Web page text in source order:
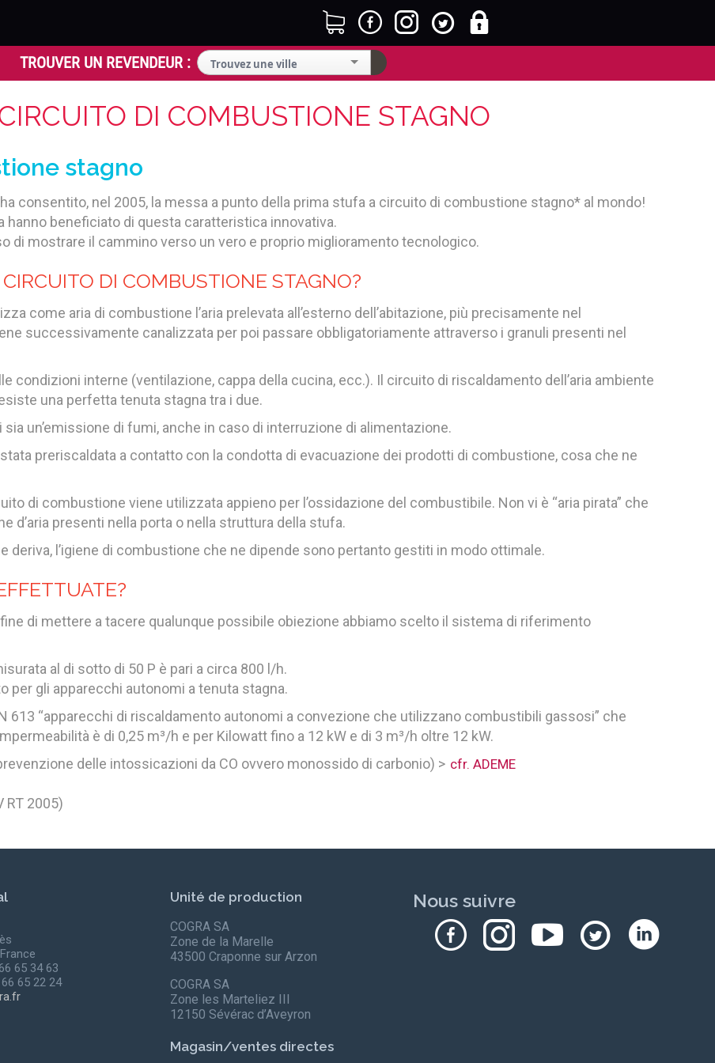
DI COMBUSTIONE STAGNO
stagno
consentito, nel 2005, la messa a punto della prima stufa a circuito di combustione stagno* al mondo!
hanno beneficiato di questa caratteristica innovativa.
di mostrare il cammino verso un vero e proprio miglioramento tecnologico.
DI COMBUSTIONE STAGNO?
come aria di combustione l’aria prelevata all’esterno dell’abitazione, più precisamente nel
successivamente canalizzata per poi passare obbligatoriamente attraverso i granuli presenti nel
condizioni interne (ventilazione, cappa della cucina, ecc.). Il circuito di riscaldamento dell’aria ambiente
una perfetta tenuta stagna tra i due.
un’emissione di fumi, anche in caso di interruzione di alimentazione.
preriscaldata a contatto con la condotta di evacuazione dei prodotti di combustione, cosa che ne
di combustione viene utilizzata appieno per l’ossidazione del combustibile. Non vi è “aria pirata” che
d’aria presenti nella porta o nella struttura della stufa.
deriva, l’igiene di combustione che ne dipende sono pertanto gestiti in modo ottimale.
di mettere a tacere qualunque possibile obiezione abbiamo scelto il sistema di riferimento
al di sotto di 50 P è pari a circa 800 l/h.
per gli apparecchi autonomi a tenuta stagna.
613 “apparecchi di riscaldamento autonomi a convezione che utilizzano combustibili gassosi” che
è di 0,25 m³/h e per Kilowatt fino a 12 kW e di 3 m³/h oltre 12 kW.
delle intossicazioni da CO ovvero monossido di carbonio) > cfr. ADEME
RT 2005)
65 34 63
65 22 24
Unité de production
COGRA SA
Zone de la Marelle
43500 Craponne sur Arzon
COGRA SA
Zone les Marteliez III
12150 Sévérac d’Aveyron
Magasin/ventes directes
Nous suivre